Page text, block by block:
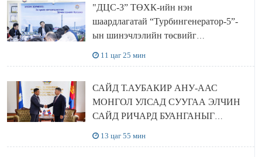
"ДЦС-3” ТӨХК-ийн нэн
шаардлагатай “Турбингенератор-5”-
ын шинэчлэлийн төсвийг
11 цаг 25 мин
САЙД Т.АУБАКИР АНУ-ААС
МОНГОЛ УЛСАД СУУГАА ЭЛЧИН
САЙД РИЧАРД БУАНГАНЫГ
13 цаг 55 мин